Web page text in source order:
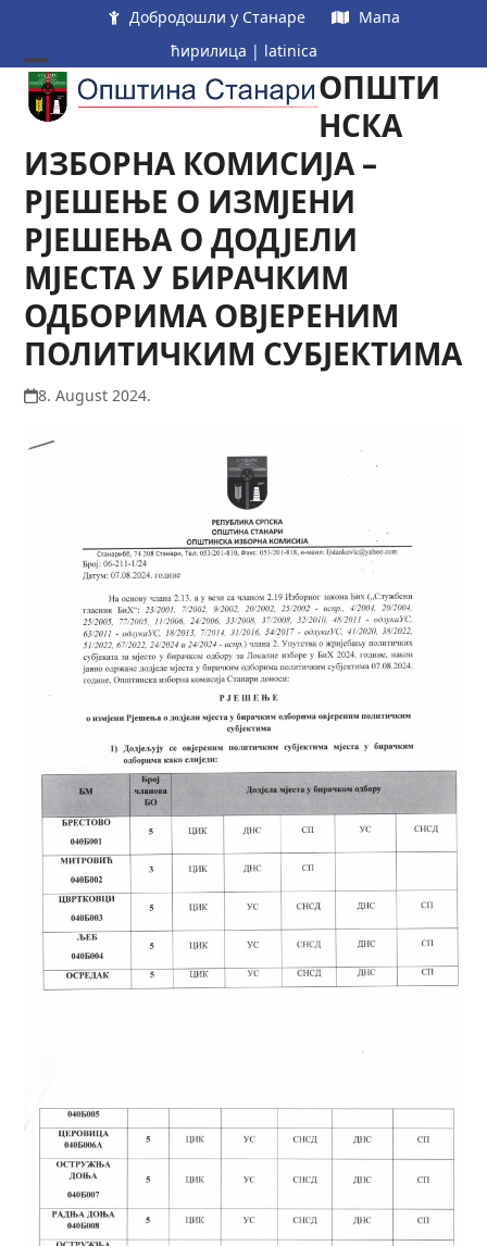
content
Добродошли у Станаре
Мапа
ћирилица | latinica
Open
mobile
menu
Close
mobile
menu
ОПШТИ
НСКА
ИЗБОРНА КОМИСИЈА –
РЈЕШЕЊЕ О ИЗМЈЕНИ
РЈЕШЕЊА О ДОДЈЕЛИ
МЈЕСТА У БИРАЧКИМ
ОДБОРИМА ОВЈЕРЕНИМ
ПОЛИТИЧКИМ СУБЈЕКТИМА
8. August 2024.